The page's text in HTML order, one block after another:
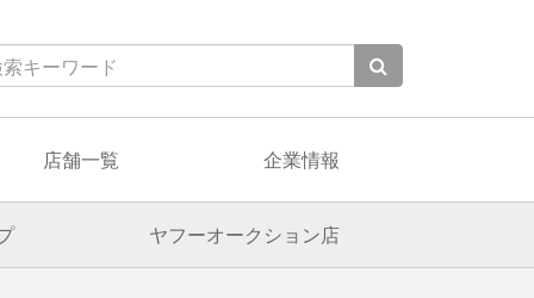
店舗一覧 企業情報
ヤフーオークション店